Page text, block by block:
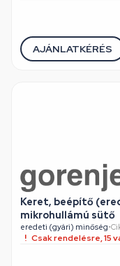
AJÁNLATKÉRÉS
Keret, beépítő
mikrohullámú sütő
eredeti (gyári) minőség•
Csak rendelésre, 15